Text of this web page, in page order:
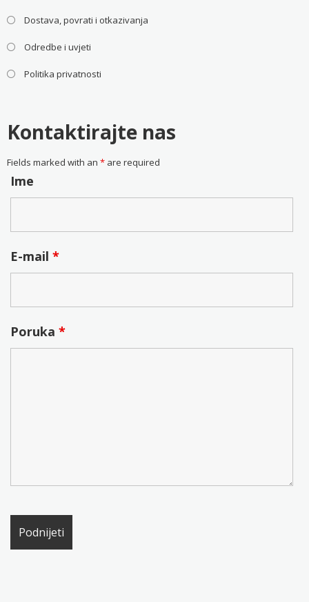
Dostava, povrati i otkazivanja
Odredbe i uvjeti
Politika privatnosti
Kontaktirajte nas
Fields marked with an *are required
Ime
E-mail *
Poruka *